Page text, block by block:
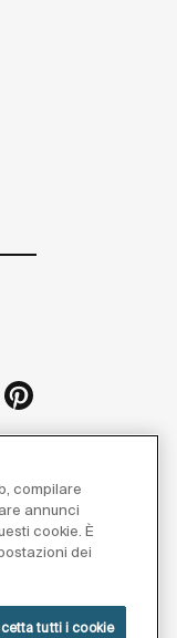
compilare
annunci
cookie. È
dei
tutti i cookie